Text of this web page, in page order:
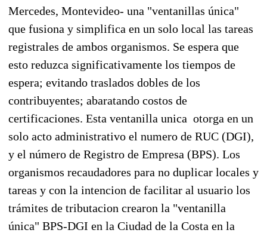
Mercedes, Montevideo- una "ventanillas única"
que fusiona y simplifica en un solo local las tareas
registrales de ambos organismos. Se espera que
esto reduzca significativamente los tiempos de
espera; evitando traslados dobles de los
contribuyentes; abaratando costos de
certificaciones. Esta ventanilla unica otorga en un
solo acto administrativo el numero de RUC (DGI),
y el número de Registro de Empresa (BPS). Los
organismos recaudadores para no duplicar locales y
tareas y con la intencion de facilitar al usuario los
trámites de tributacion crearon la "ventanilla
única" BPS-DGI en la Ciudad de la Costa en la